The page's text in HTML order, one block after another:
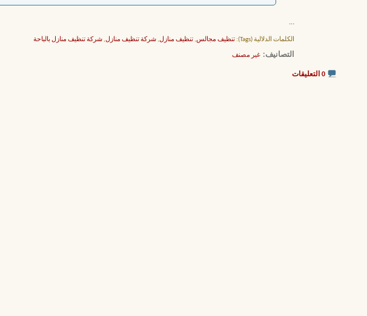
...
الكلمات الدلالية (Tags): تنظيف مجالس, تنظيف منازل, شركة تنظيف منازل, شركة تنظيف منازل بالباحة
التصانيف غير مصنف
0 التعليقات